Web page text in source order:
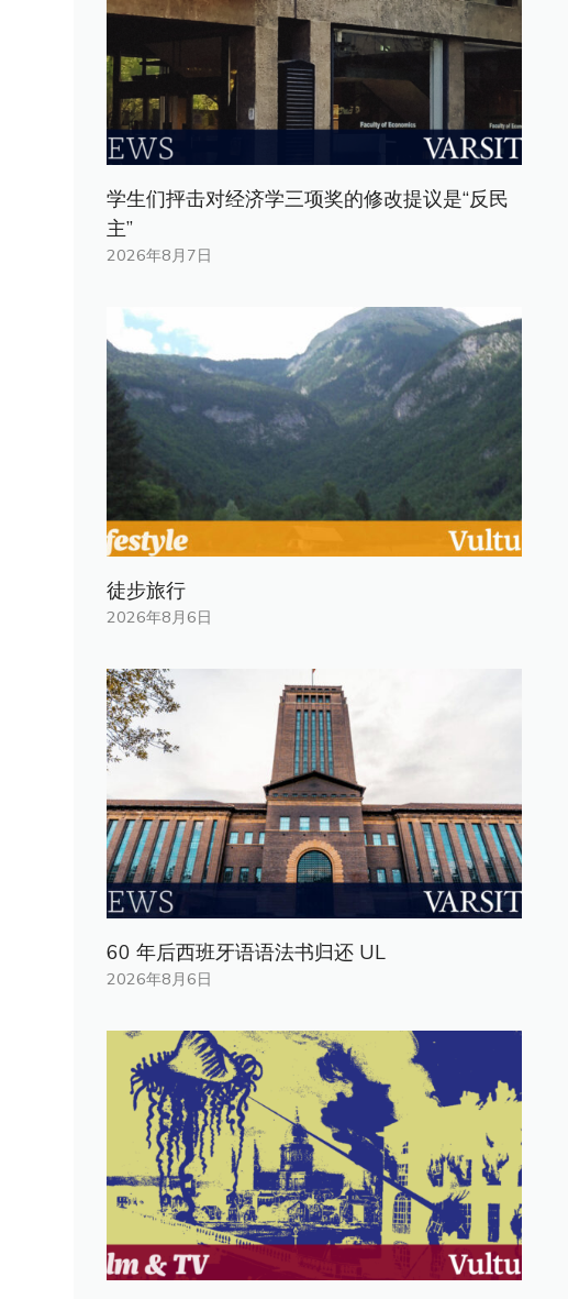
学生们抨击对经济学三项奖的修改提议是“反民
主”
2026年8月7日
徒步旅行
2026年8月6日
60 年后西班牙语语法书归还 UL
2026年8月6日